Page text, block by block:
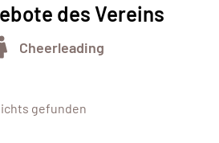
des Vereins
Cheerleading
gefunden